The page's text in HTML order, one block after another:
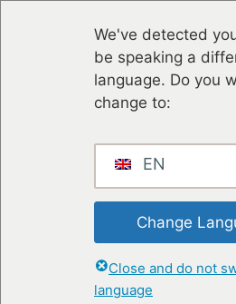
We've detected
be speaking a
language. Do you
change to:
EN
Change
Close and do not
language